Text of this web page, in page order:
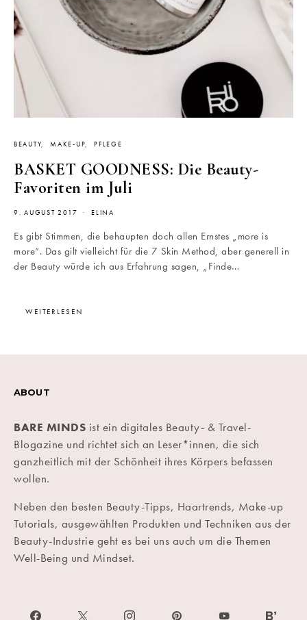
BEAUTY MAKE-UP PFLEGE
BASKET GOODNESS: Die Beauty-
Favoriten im Juli
9. AUGUST 2017 ELINA
Es gibt Stimmen, die behaupten doch allen Ernstes „more is
more“. Das gilt vielleicht für die 7 Skin Method, aber generell in
der Beauty würde ich aus Erfahrung sagen, „Finde…
WEITERLESEN
ABOUT
BARE MINDS ist ein digitales Beauty- & Travel-
Blogazine und richtet sich an Leser*innen, die sich
ganzheitlich mit der Schönheit ihres Körpers befassen
wollen.
Neben den besten Beauty-Tipps, Haartrends, Make-up
Tutorials, ausgewählten Produkten und Techniken aus der
Beauty-Industrie geht es bei uns auch um die Themen
Well-Being und Mindset.